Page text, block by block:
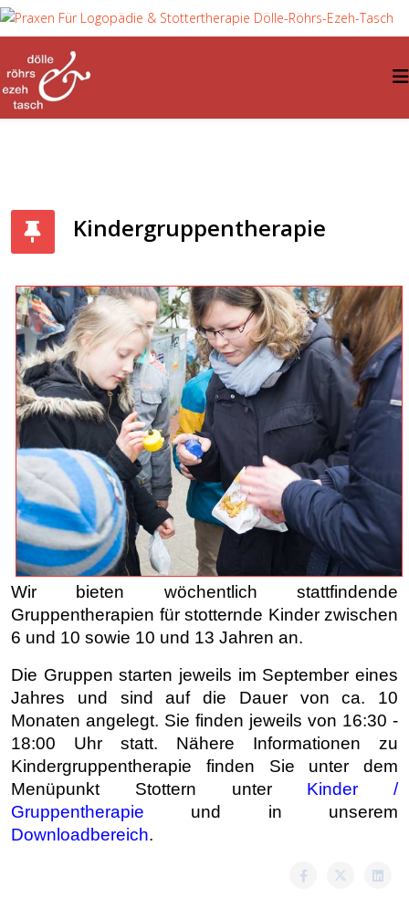
Kindergruppentherapie
Wir bieten wöchentlich stattfindende
Gruppentherapien für stotternde Kinder zwischen
6 und 10 sowie 10 und 13 Jahren an.
Die Gruppen starten jeweils im September eines
Jahres und sind auf die Dauer von ca. 10
Monaten angelegt. Sie finden jeweils von 16:30 -
18:00 Uhr statt. Nähere Informationen zu
Kindergruppentherapie finden Sie unter dem
Menüpunkt Stottern unter Kinder /
Gruppentherapie und in unserem
Downloadbereich.